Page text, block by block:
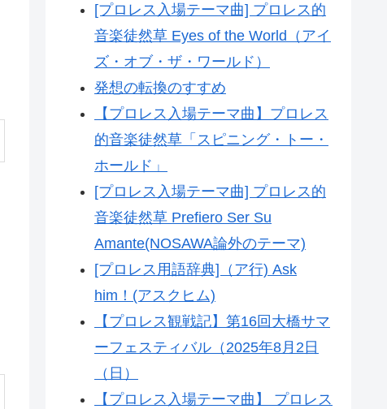
[プロレス入場テーマ曲] プロレス的
音楽徒然草 Eyes of the World（アイ
ズ・オブ・ザ・ワールド）
発想の転換のすすめ
【プロレス入場テーマ曲】プロレス
的音楽徒然草「スピニング・トー・
ホールド」
[プロレス入場テーマ曲] プロレス的
音楽徒然草 Prefiero Ser Su
Amante(NOSAWA論外のテーマ)
[プロレス用語辞典]（ア行) Ask
him！(アスクヒム)
【プロレス観戦記】第16回大橋サマ
ーフェスティバル（2025年8月2日
（日）
【プロレス入場テーマ曲】 プロレス